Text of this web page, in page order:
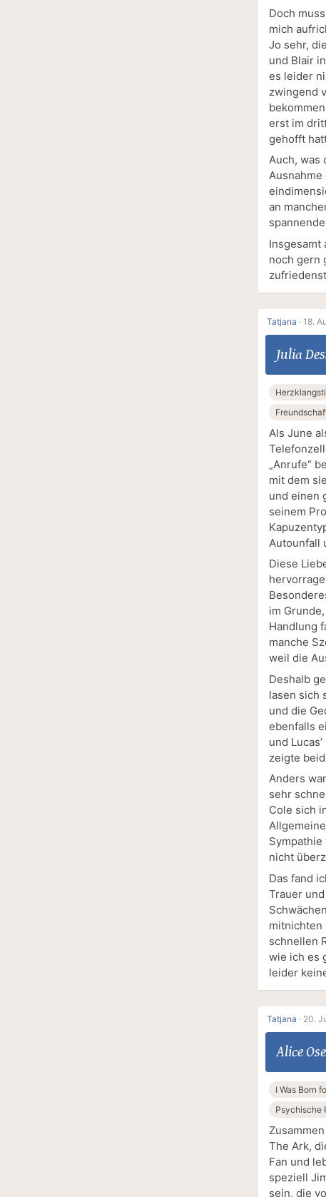
Doch
mich
Jo sehr,
und Blair
es leider
zwingend
erst im
gehofft
Auch, was
an
Insgesamt
noch gern
Tatjana · 18.
Julia
Als June
„Anrufe“
mit dem
und einen
seinem
Autounfall
Diese
im
Handlung
manche
weil die
Deshalb
lasen sich
und die
ebenfalls
und
zeigte
Anders
sehr
Cole sich
nicht
Das fand
Trauer
mitnichten
schnellen
wie ich es
leider
Tatjana · 20.
Alice
I Was Born
Psychische
The Ark,
Fan und
speziell
sein, die